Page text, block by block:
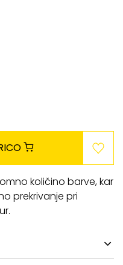
količino barve, kar
prekrivanje pri